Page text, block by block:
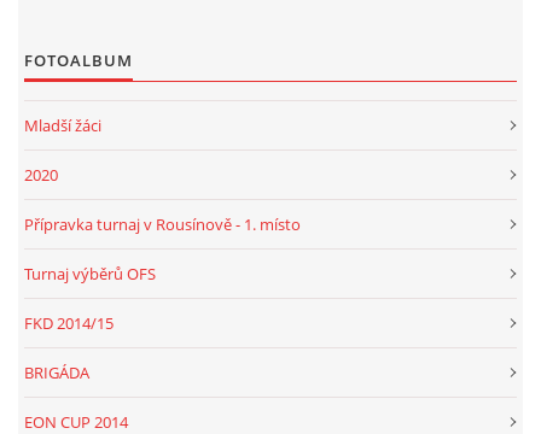
FOTOALBUM
Mladší žáci
2020
Přípravka turnaj v Rousínově - 1. místo
Turnaj výběrů OFS
FKD 2014/15
BRIGÁDA
EON CUP 2014